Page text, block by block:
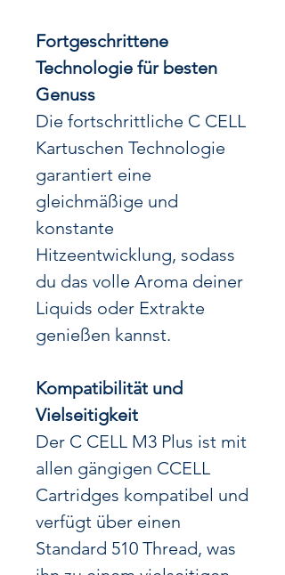
Fortgeschrittene
Technologie für besten
Genuss
Die fortschrittliche C CELL
Kartuschen Technologie
garantiert eine
gleichmäßige und
konstante
Hitzeentwicklung, sodass
du das volle Aroma deiner
Liquids oder Extrakte
genießen kannst.
Kompatibilität und
Vielseitigkeit
Der C CELL M3 Plus ist mit
allen gängigen CCELL
Cartridges kompatibel und
verfügt über einen
Standard 510 Thread, was